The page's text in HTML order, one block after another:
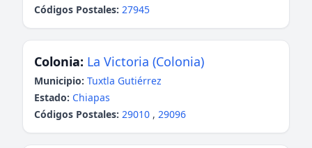
Códigos Postales: 27945
Colonia: La Victoria (Colonia)
Municipio: Tuxtla Gutiérrez
Estado: Chiapas
Códigos Postales: 29010 , 29096